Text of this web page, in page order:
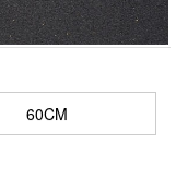
60CM